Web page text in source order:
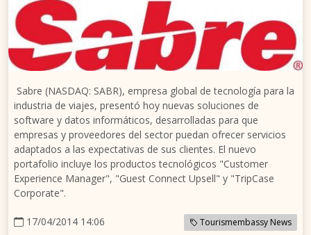
Sabre (NASDAQ: SABR), empresa global de tecnología para la
industria de viajes, presentó hoy nuevas soluciones de
software y datos informáticos, desarrolladas para que
empresas y proveedores del sector puedan ofrecer servicios
adaptados a las expectativas de sus clientes. El nuevo
portafolio incluye los productos tecnológicos "Customer
Experience Manager", "Guest Connect Upsell" y "TripCase
Corporate".
17/04/2014 14:06 Tourismembassy News